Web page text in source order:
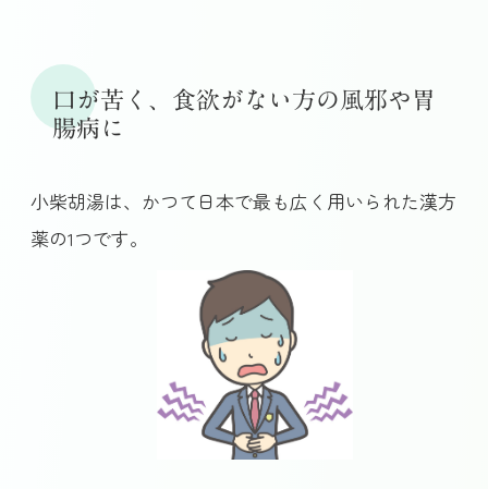
口が苦く、食欲がない方の風邪や胃
腸病に
小柴胡湯は、かつて日本で最も広く用いられた漢方
薬の1つです。